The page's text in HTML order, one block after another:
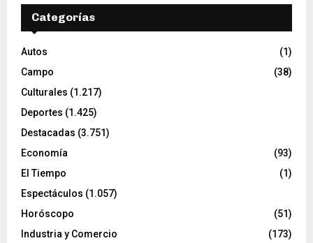
Categorías
Autos
(1)
Campo
(38)
Culturales (1.217)
Deportes (1.425)
Destacadas (3.751)
Economía
(93)
El Tiempo
(1)
Espectáculos (1.057)
Horóscopo
(51)
Industria y Comercio
(173)